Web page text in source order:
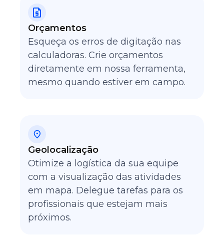
Orçamentos
Esqueça os erros de digitação nas
calculadoras. Crie orçamentos
diretamente em nossa ferramenta,
mesmo quando estiver em campo.
Geolocalização
Otimize a logística da sua equipe
com a visualização das atividades
em mapa. Delegue tarefas para os
profissionais que estejam mais
próximos.